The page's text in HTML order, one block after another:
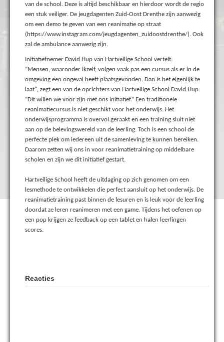
van de school. Deze is altijd beschikbaar en hierdoor wordt de regio
een stuk veiliger. De jeugdagenten Zuid-Oost Drenthe zijn aanwezig
om een demo te geven van een reanimatie op straat
(https://www.instagram.com/jeugdagenten_zuidoostdrenthe/). Ook
zal de ambulance aanwezig zijn.
Initiatiefnemer David Hup van Hartveilige School vertelt:
“Mensen, waaronder ikzelf, volgen vaak pas een cursus als er in de
omgeving een ongeval heeft plaatsgevonden. Dan is het eigenlijk te
laat", zegt een van de oprichters van Hartveilige School David Hup.
“Dit willen we voor zijn met ons initiatief.” Een traditionele
reanimatiecursus is niet geschikt voor het onderwijs. Het
onderwijsprogramma is overvol geraakt en een training sluit niet
aan op de belevingswereld van de leerling. Toch is een school de
perfecte plek om iedereen uit de samenleving te kunnen bereiken.
Daarom zetten wij ons in voor reanimatietraining op middelbare
scholen en zijn we dit initiatief gestart.
Hartveilige School heeft de uitdaging op zich genomen om een
lesmethode te ontwikkelen die perfect aansluit op het onderwijs. De
reanimatietraining past binnen de lesuren en is leuk voor de leerling
doordat ze leren reanimeren met een game. Tijdens het oefenen op
een pop krijgen ze feedback op een tablet en halen leerlingen
scores.
Reacties